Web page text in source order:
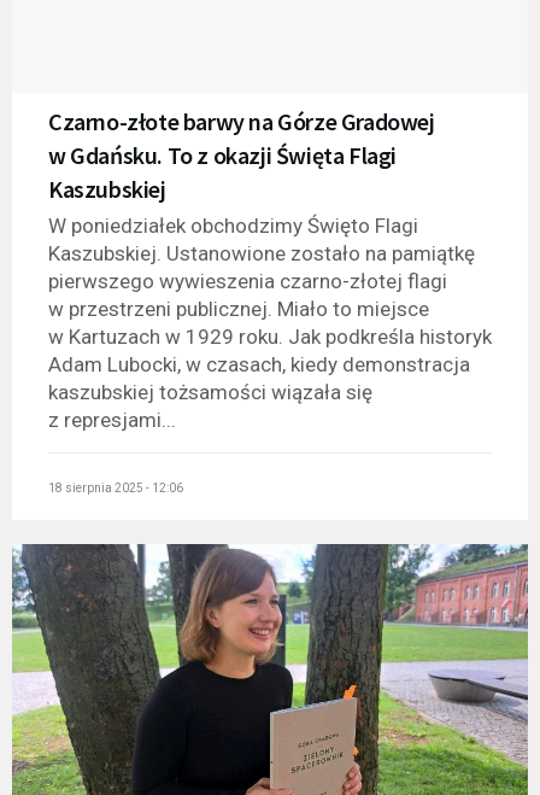
Czarno-złote barwy na Górze Gradowej
w Gdańsku. To z okazji Święta Flagi
Kaszubskiej
W poniedziałek obchodzimy Święto Flagi
Kaszubskiej. Ustanowione zostało na pamiątkę
pierwszego wywieszenia czarno-złotej flagi
w przestrzeni publicznej. Miało to miejsce
w Kartuzach w 1929 roku. Jak podkreśla historyk
Adam Lubocki, w czasach, kiedy demonstracja
kaszubskiej tożsamości wiązała się
z represjami...
18 sierpnia 2025 - 12:06